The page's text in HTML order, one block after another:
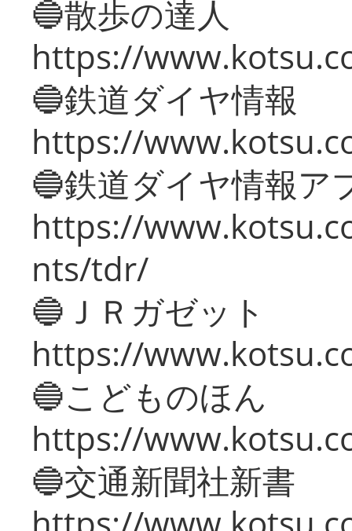
🔵散歩の達人
https://
🔵鉄道ダイヤ情報
https://
🔵鉄道ダイヤ情報ア
https://
nts/tdr/
🔵ＪＲガゼット
https://
🔵こどものほん
https://
🔵交通新聞社新書